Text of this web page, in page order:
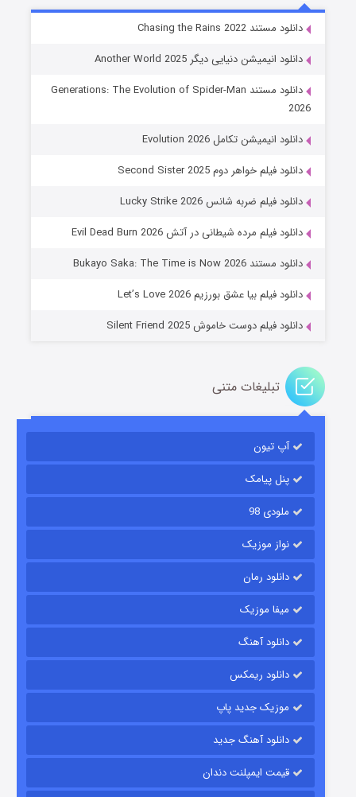
جادوگری در مغولستان
باب اسفنجی فصل ۱۷
رویایی برای تو
قسمت۱۵ (دوبله) منتشر شد
قسمت۲ (دوبله) منتشر شد
دانلود مستند Chasing the Rains 2022
دانلود انیمیشن دنیایی دیگر Another World 2025
دانلود مستند Generations: The Evolution of Spider-Man
2026
دانلود انیمیشن تکامل Evolution 2026
دانلود فیلم خواهر دوم Second Sister 2025
دانلود فیلم ضربه شانس Lucky Strike 2026
دانلود فیلم مرده شیطانی در آتش Evil Dead Burn 2026
دانلود مستند Bukayo Saka: The Time is Now 2026
دانلود فیلم بیا عشق بورزیم Let’s Love 2026
دانلود فیلم دوست خاموش Silent Friend 2025
تبلیغات متنی
آپ تیون
پنل پیامک
ملودی 98
نواز موزیک
دانلود رمان
میفا موزیک
دانلود آهنگ
دانلود ریمکس
موزیک جدید پاپ
دانلود آهنگ جدید
قیمت ایمپلنت دندان